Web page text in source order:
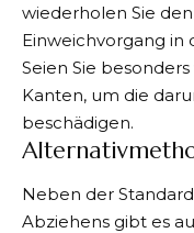
wiederholen Sie
Einweichvorgang
Seien Sie
Kanten, um die
beschädigen.
Neben der
Abziehens gibt es